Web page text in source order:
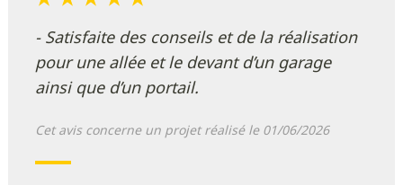
- Satisfaite des conseils et de la réalisation
pour une allée et le devant d’un garage
ainsi que d’un portail.
Cet avis concerne un projet réalisé le 01/06/2026